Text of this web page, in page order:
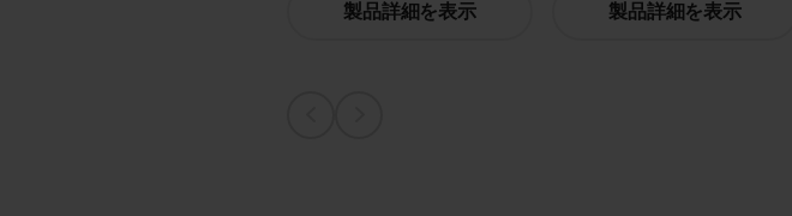
製品詳細を表示 製品詳細を表示